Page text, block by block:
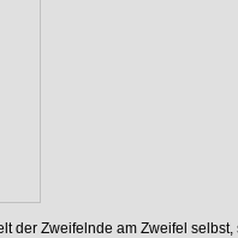
der Zweifelnde am Zweifel